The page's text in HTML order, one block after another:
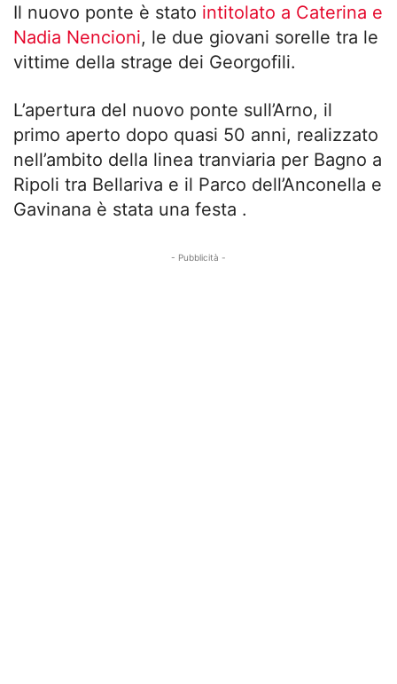
Il nuovo ponte è stato intitolato a Caterina e
Nadia Nencioni, le due giovani sorelle tra le
vittime della strage dei Georgofili.
L’apertura del nuovo ponte sull’Arno, il
primo aperto dopo quasi 50 anni, realizzato
nell’ambito della linea tranviaria per Bagno a
Ripoli tra Bellariva e il Parco dell’Anconella e
Gavinana è stata una festa .
- Pubblicità -